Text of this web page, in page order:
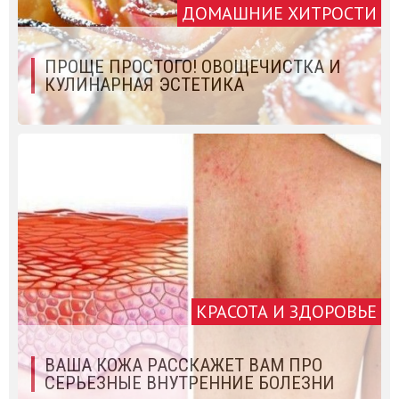
ДОМАШНИЕ ХИТРОСТИ
ПРОЩЕ ПРОСТОГО! ОВОЩЕЧИСТКА И
КУЛИНАРНАЯ ЭСТЕТИКА
КРАСОТА И ЗДОРОВЬЕ
ВАША КОЖА РАССКАЖЕТ ВАМ ПРО
СЕРЬЕЗНЫЕ ВНУТРЕННИЕ БОЛЕЗНИ